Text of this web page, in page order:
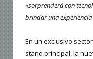
«sorprenderá con
brindar una
En un exclusivo
stand principal, la